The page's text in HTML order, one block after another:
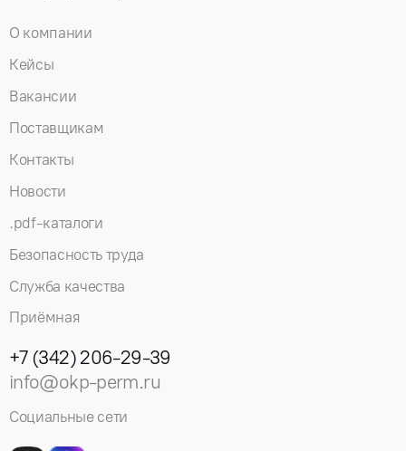
О компании
Кейсы
Вакансии
Поставщикам
Контакты
Новости
.pdf-каталоги
Безопасность труда
Служба качества
Приёмная
+7 (342) 206-29-39
info@okp-perm.ru
Социальные сети